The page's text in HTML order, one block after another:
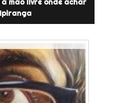
à mão livre onde achar